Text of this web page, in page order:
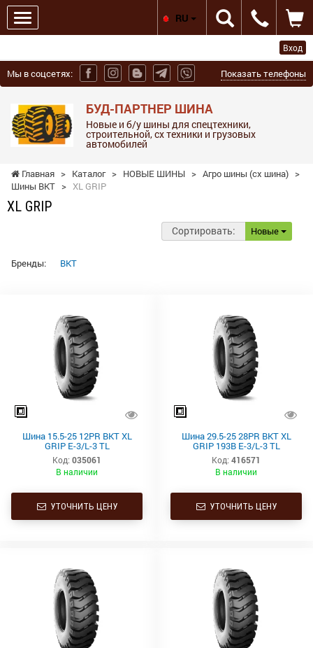
Вход
Мы в соцсетях: Показать телефоны
БУД-ПАРТНЕР ШИНА
Новые и б/у шины для спецтехники,
строительной, сх техники и грузовых
автомобилей
RU
Главная > Каталог > НОВЫЕ ШИНЫ > Агро шины (сх шина) >
Шины BKT > XL GRIP
XL GRIP
Сортировать: Новые
Бренды: BKT
Шина 15.5-25 12PR BKT XL
GRIP E-3/L-3 TL
Код: 035061
В наличии
УТОЧНИТЬ ЦЕНУ
Шина 29.5-25 28PR BKT XL
GRIP 193B E-3/L-3 TL
Код: 416571
В наличии
УТОЧНИТЬ ЦЕНУ